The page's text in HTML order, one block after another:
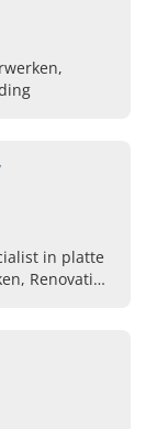
in platte
Renovatie